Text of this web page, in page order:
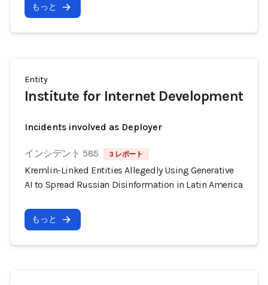
もっと
Entity
Institute for Internet Development
Incidents involved as Deployer
インシデント 585 3 レポート
Kremlin-Linked Entities Allegedly Using Generative
AI to Spread Russian Disinformation in Latin America
もっと